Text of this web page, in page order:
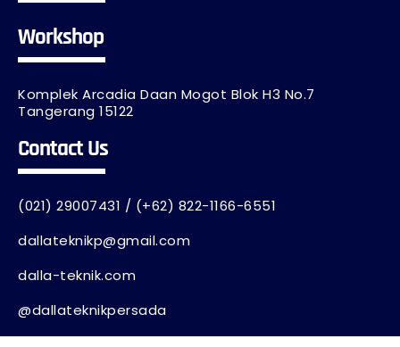
Workshop
Komplek Arcadia Daan Mogot Blok H3 No.7
Tangerang 15122
Contact Us
(021) 29007431 / (+62) 822-1166-6551
dallateknikp@gmail.com
dalla-teknik.com
@dallateknikpersada